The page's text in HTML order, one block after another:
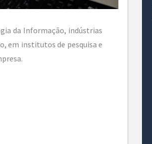
da Informação, indústrias
em institutos de pesquisa e